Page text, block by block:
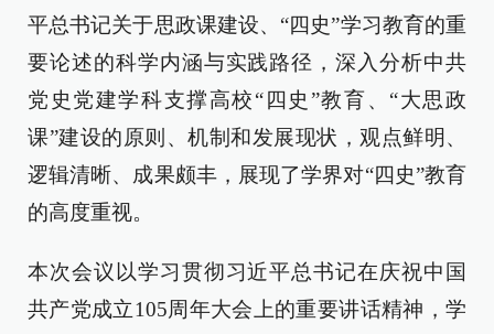
平总书记关于思政课建设、“四史”学习教育的重
要论述的科学内涵与实践路径，深入分析中共
党史党建学科支撑高校“四史”教育、“大思政
课”建设的原则、机制和发展现状，观点鲜明、
逻辑清晰、成果颇丰，展现了学界对“四史”教育
的高度重视。
本次会议以学习贯彻习近平总书记在庆祝中国
共产党成立105周年大会上的重要讲话精神，学